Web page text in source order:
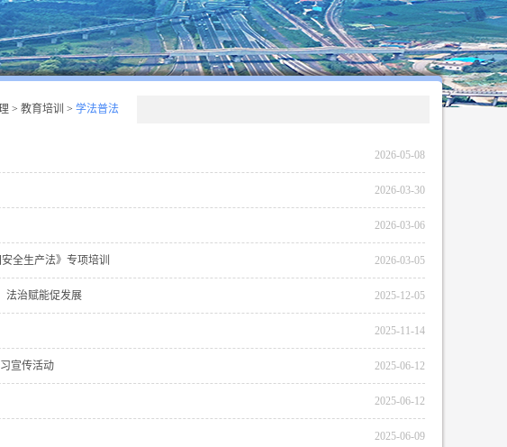
> 教育培训 > 学法普法
2026-05-08
2026-03-30
2026-03-06
全生产法》专项培训 2026-03-05
法治赋能促发展 2025-12-05
2025-11-14
宣传活动 2025-06-12
2025-06-12
2025-06-09